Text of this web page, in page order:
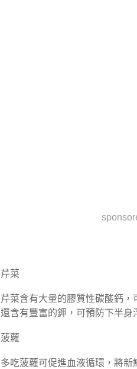
芹菜
芹菜含有大量的膠質性碳酸鈣，
還含有豐富的鉀，可預防下半身
菠蘿
多吃菠蘿可促進血液循環，將